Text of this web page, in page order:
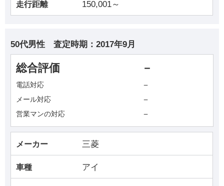
走行距離 150,001～
50代男性 査定時期： 2017年9月
総合評価 －
電話対応 －
メール対応 －
営業マンの対応 －
メーカー 三菱
車種 アイ